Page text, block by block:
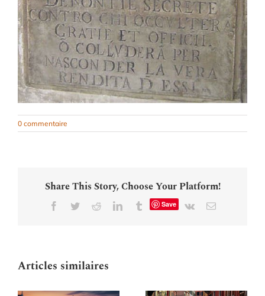
0 commentaire
Share This Story, Choose Your Platform!
Facebook
TwitterRedditLinkedInTumblr
Save Vk Email
Articles similaires